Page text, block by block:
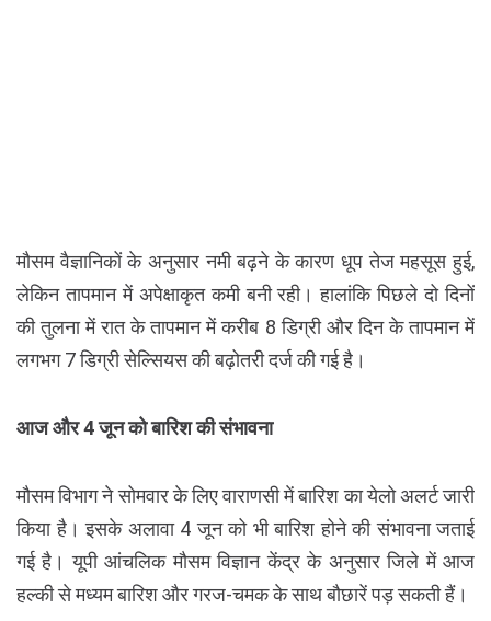
मौसम वैज्ञानिकों के अनुसार नमी बढ़ने के कारण धूप तेज महसूस हुई,
लेकिन तापमान में अपेक्षाकृत कमी बनी रही। हालांकि पिछले दो दिनों
की तुलना में रात के तापमान में करीब 8 डिग्री और दिन के तापमान में
लगभग 7 डिग्री सेल्सियस की बढ़ोतरी दर्ज की गई है।
आज और 4 जून को बारिश की संभावना
मौसम विभाग ने सोमवार के लिए वाराणसी में बारिश का येलो अलर्ट जारी
किया है। इसके अलावा 4 जून को भी बारिश होने की संभावना जताई
गई है। यूपी आंचलिक मौसम विज्ञान केंद्र के अनुसार जिले में आज
हल्की से मध्यम बारिश और गरज-चमक के साथ बौछारें पड़ सकती हैं।